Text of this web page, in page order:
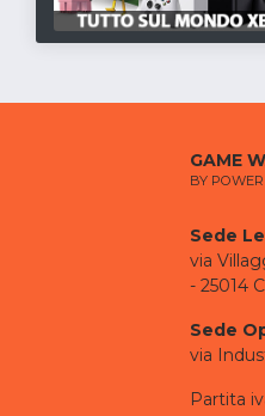
GAME
BY
Sede
via
- 25014
Sede
via
Partita